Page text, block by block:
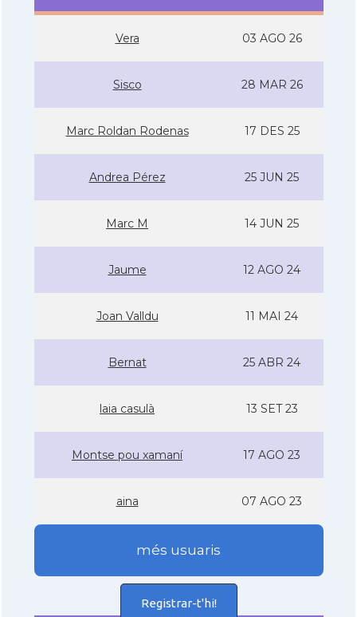
Vera 03 AGO 26
Sisco 28 MAR 26
Marc Roldan Rodenas 17 DES 25
Andrea Pérez 25 JUN 25
Marc M 14 JUN 25
Jaume 12 AGO 24
Joan Valldu 11 MAI 24
Bernat 25 ABR 24
laia casulà 13 SET 23
Montse pou xamaní­ 17 AGO 23
aina 07 AGO 23
més usuaris
Registrar-t'hi!